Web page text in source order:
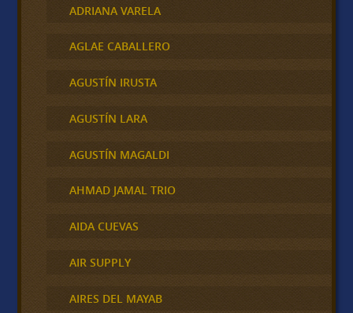
ADRIANA VARELA
AGLAE CABALLERO
AGUSTÍN IRUSTA
AGUSTÍN LARA
AGUSTÍN MAGALDI
AHMAD JAMAL TRIO
AIDA CUEVAS
AIR SUPPLY
AIRES DEL MAYAB